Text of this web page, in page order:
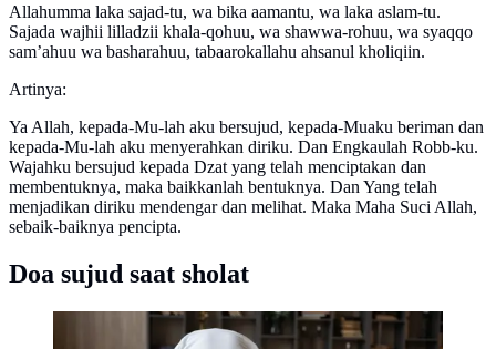
Allahumma laka sajad-tu, wa bika aamantu, wa laka aslam-tu.
Sajada wajhii lilladzii khala-qohuu, wa shawwa-rohuu, wa syaqqo
sam’ahuu wa basharahuu, tabaarokallahu ahsanul kholiqiin.
Artinya:
Ya Allah, kepada-Mu-lah aku bersujud, kepada-Muaku beriman dan
kepada-Mu-lah aku menyerahkan diriku. Dan Engkaulah Robb-ku.
Wajahku bersujud kepada Dzat yang telah menciptakan dan
membentuknya, maka baikkanlah bentuknya. Dan Yang telah
menjadikan diriku mendengar dan melihat. Maka Maha Suci Allah,
sebaik-baiknya pencipta.
Doa sujud saat sholat